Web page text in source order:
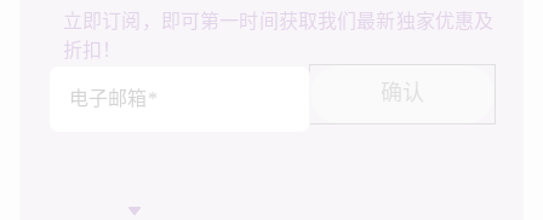
立即订阅，即可第一时间获取我们最新独家优惠及
折扣！
电子邮箱*
确认